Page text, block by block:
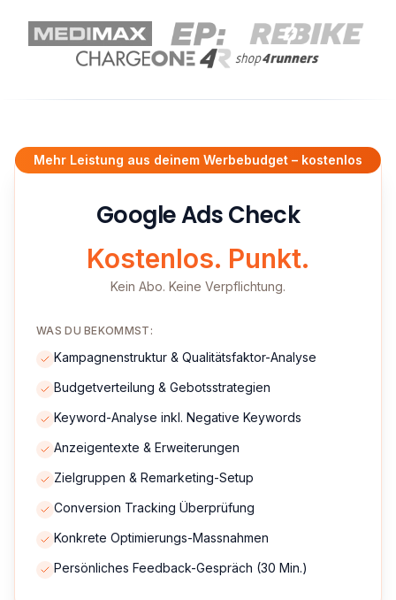
Mehr Leistung aus deinem Werbebudget – kostenlos
Google Ads Check
Kostenlos. Punkt.
Kein Abo. Keine Verpflichtung.
WAS DU BEKOMMST:
Kampagnenstruktur & Qualitätsfaktor-Analyse
Budgetverteilung & Gebotsstrategien
Keyword-Analyse inkl. Negative Keywords
Anzeigentexte & Erweiterungen
Zielgruppen & Remarketing-Setup
Conversion Tracking Überprüfung
Konkrete Optimierungs-Massnahmen
Persönliches Feedback-Gespräch (30 Min.)